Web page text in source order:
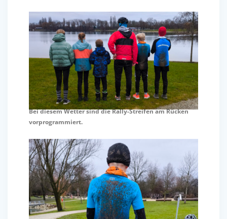
Bei diesem Wetter sind die Rally-Streifen am Rücken
vorprogrammiert.